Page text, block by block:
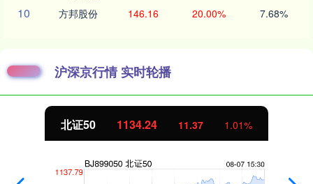
10 方邦股份 146.16 20.00% 7.68%
沪深京行情 实时轮播
北证50 1134.24 11.37 1.01%